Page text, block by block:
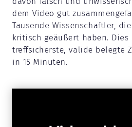
dem Video gut
Tausende Wissenschaftler,
kritisch geäußert haben.
treffsicherste, valide belegte
in 15 Minuten.